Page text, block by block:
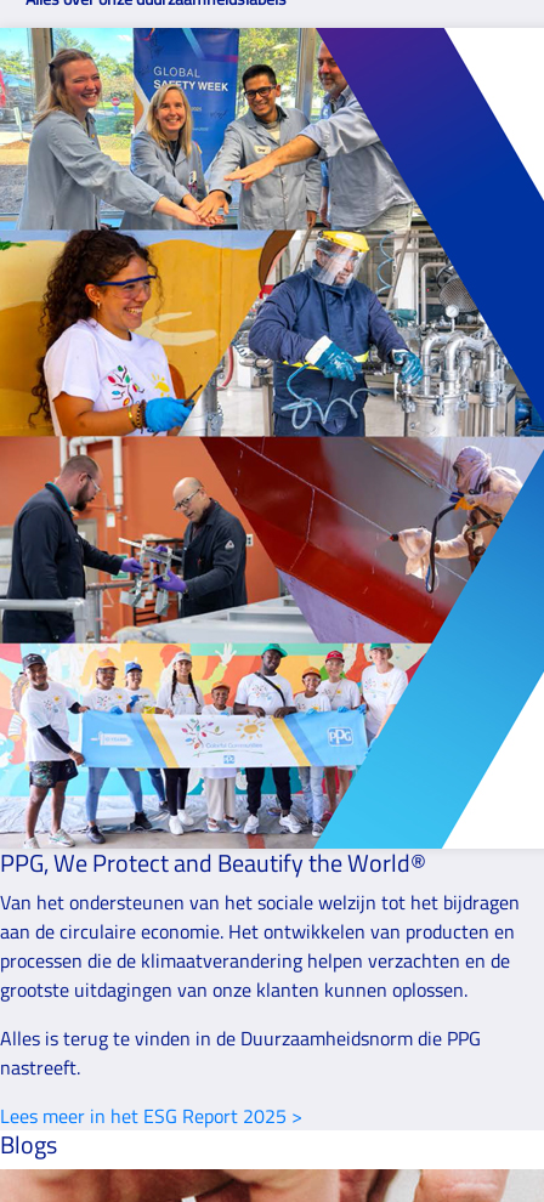
PPG, We Protect and Beautify the World®
Van het ondersteunen van het sociale welzijn tot het bijdragen
aan de circulaire economie. Het ontwikkelen van producten en
processen die de klimaatverandering helpen verzachten en de
grootste uitdagingen van onze klanten kunnen oplossen.
Alles is terug te vinden in de Duurzaamheidsnorm die PPG
nastreeft.
Lees meer in het ESG Report 2025 >
Blogs